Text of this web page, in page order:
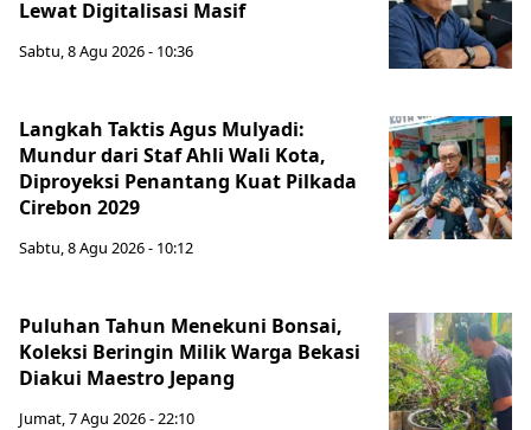
Lewat Digitalisasi Masif
Sabtu, 8 Agu 2026 - 10:36
Langkah Taktis Agus Mulyadi:
Mundur dari Staf Ahli Wali Kota,
Diproyeksi Penantang Kuat Pilkada
Cirebon 2029
Sabtu, 8 Agu 2026 - 10:12
Puluhan Tahun Menekuni Bonsai,
Koleksi Beringin Milik Warga Bekasi
Diakui Maestro Jepang
Jumat, 7 Agu 2026 - 22:10